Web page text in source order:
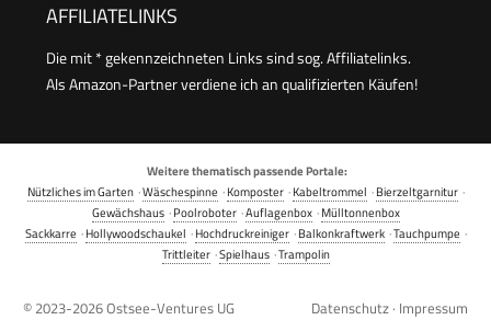
AFFILIATELINKS
Die mit * gekennzeichneten Links sind sog. Affiliatelinks.
Als Amazon-Partner verdiene ich an qualifizierten Käufen!
Weitere thematisch passende Portale:
Nützliches im Garten·Wäschespinne ·Komposter·Kabeltrommel ·Bierzeltgarnitur·
Gewächshaus·Poolroboter·Auflagenbox·Mülltonnenbox
Sackkarre ·Hollywoodschaukel ·Hochdruckreiniger·Balkonkraftwerk·Tauchpumpe ·
Trittleiter·Spielhaus·Trampolin
© 2023-2026Ostsee-Ventures UG Datenschutz · Impressum